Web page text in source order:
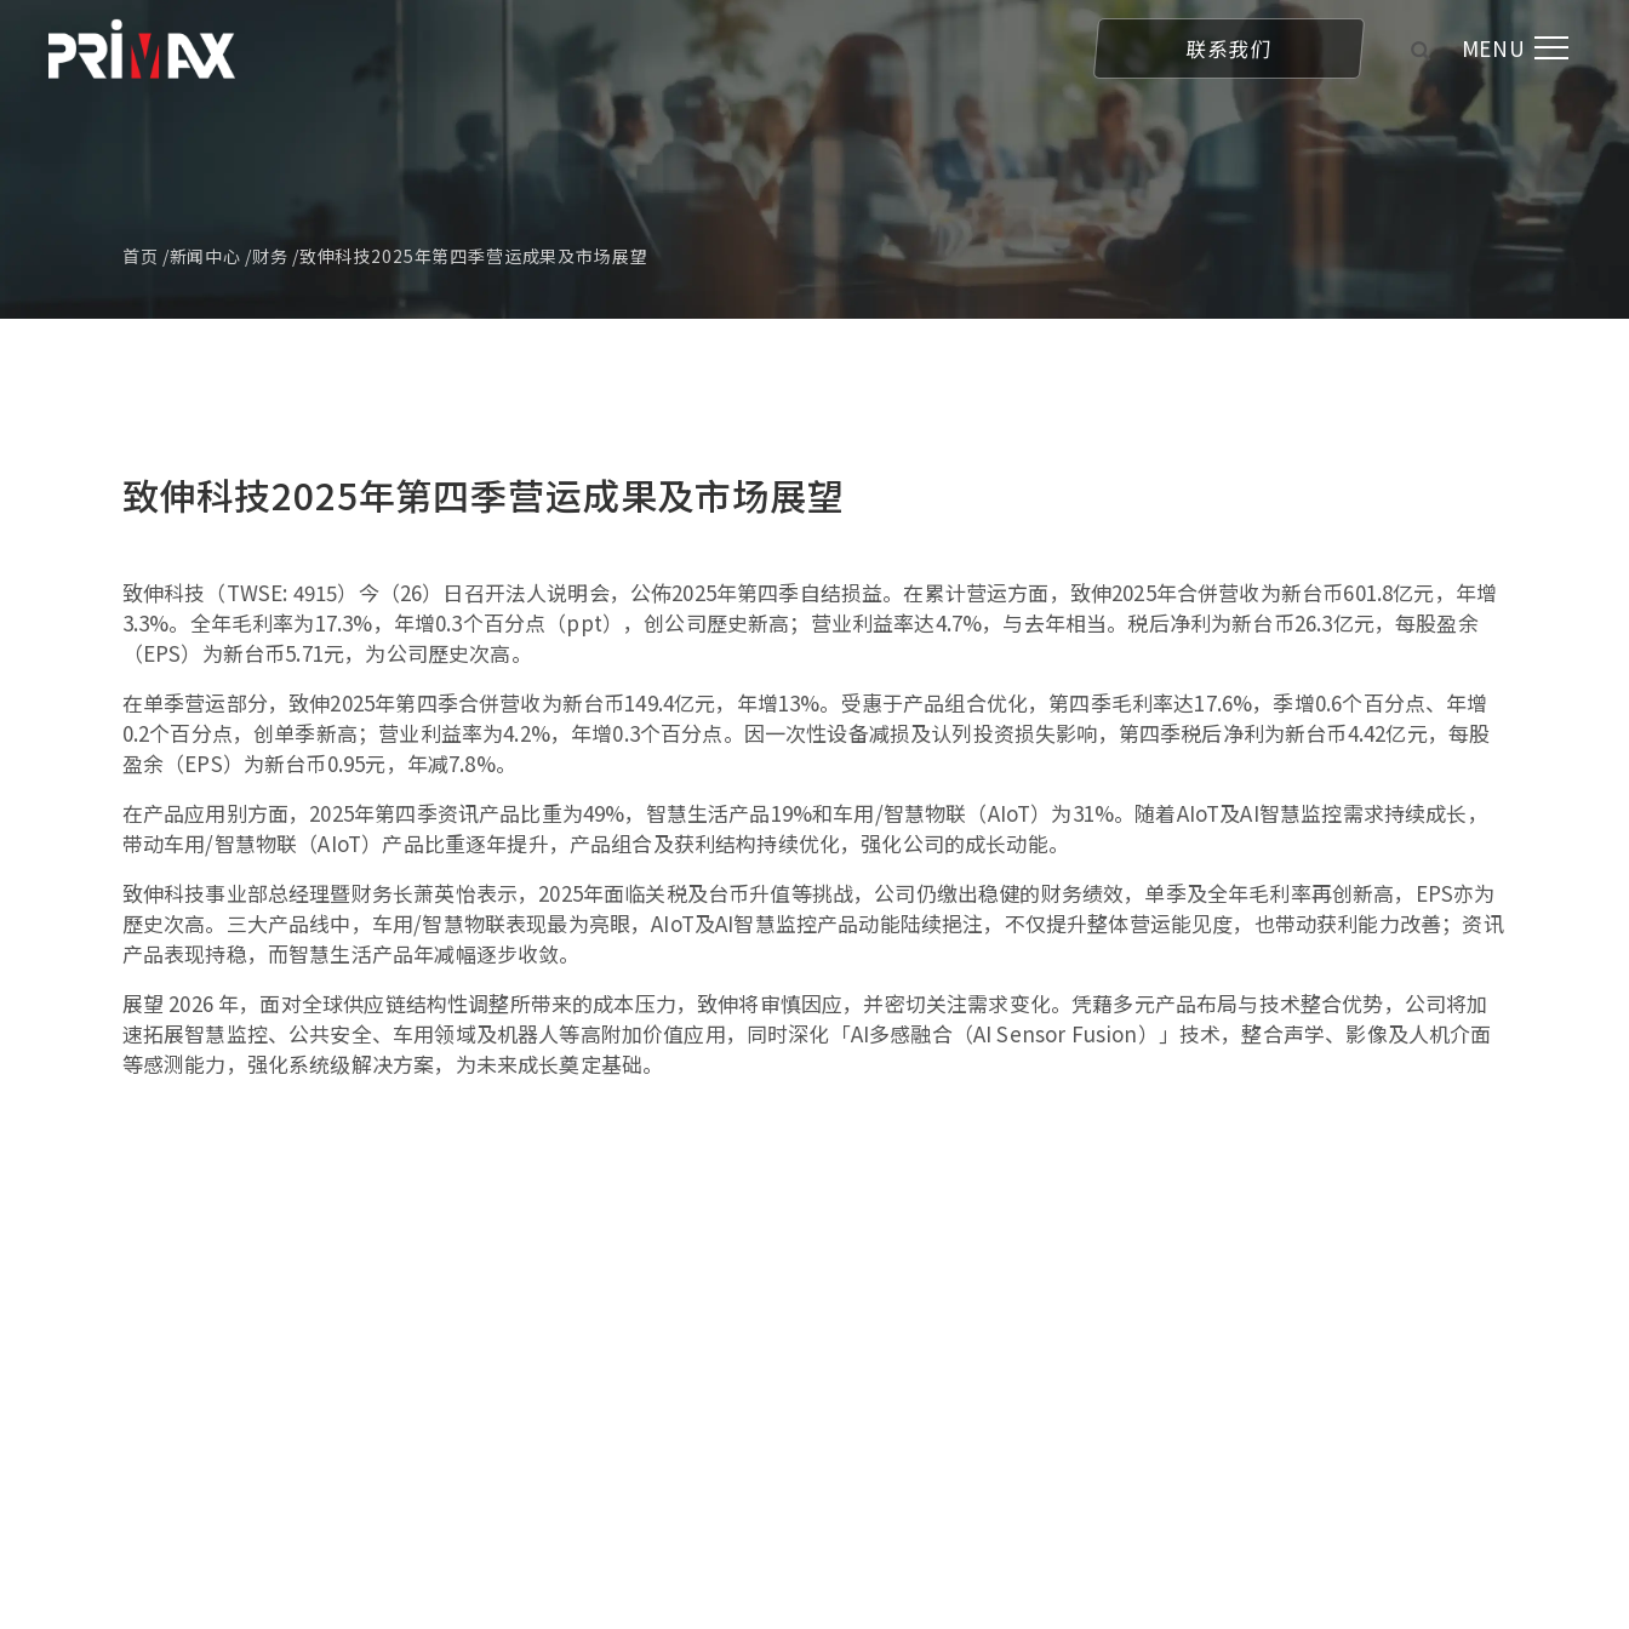
联系我们 MENU
首页 新闻中心 财务 致伸科技2025年第四季营运成果及市场展望
致伸科技2025年第四季营运成果及市场展望
致伸科技（TWSE: 4915）今（26）日召开法人说明会，公佈2025年第四季自结损益。在累计营运方面，致伸2025年合併营收为新台币601.8亿元，年增
3.3%。全年毛利率为17.3%，年增0.3个百分点（ppt），创公司歷史新高；营业利益率达4.7%，与去年相当。税后净利为新台币26.3亿元，每股盈余
（EPS）为新台币5.71元，为公司歷史次高。
在单季营运部分，致伸2025年第四季合併营收为新台币149.4亿元，年增13%。受惠于产品组合优化，第四季毛利率达17.6%，季增0.6个百分点、年增
0.2个百分点，创单季新高；营业利益率为4.2%，年增0.3个百分点。因一次性设备减损及认列投资损失影响，第四季税后净利为新台币4.42亿元，每股
盈余（EPS）为新台币0.95元，年减7.8%。
在产品应用别方面，2025年第四季资讯产品比重为49%，智慧生活产品19%和车用/智慧物联（AIoT）为31%。随着AIoT及AI智慧监控需求持续成长，
带动车用/智慧物联（AIoT）产品比重逐年提升，产品组合及获利结构持续优化，强化公司的成长动能。
致伸科技事业部总经理暨财务长萧英怡表示，2025年面临关税及台币升值等挑战，公司仍缴出稳健的财务绩效，单季及全年毛利率再创新高，EPS亦为
歷史次高。三大产品线中，车用/智慧物联表现最为亮眼，AIoT及AI智慧监控产品动能陆续挹注，不仅提升整体营运能见度，也带动获利能力改善；资讯
产品表现持稳，而智慧生活产品年减幅逐步收敛。
展望 2026 年，面对全球供应链结构性调整所带来的成本压力，致伸将审慎因应，并密切关注需求变化。凭藉多元产品布局与技术整合优势，公司将加
速拓展智慧监控、公共安全、车用领域及机器人等高附加价值应用，同时深化「AI多感融合（AI Sensor Fusion）」技术，整合声学、影像及人机介面
等感测能力，强化系统级解决方案，为未来成长奠定基础。